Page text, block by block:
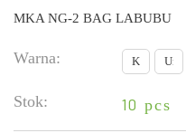
MKA NG-2 BAG LABUBU
Warna: KuningUngu
Stok: 10 pcs